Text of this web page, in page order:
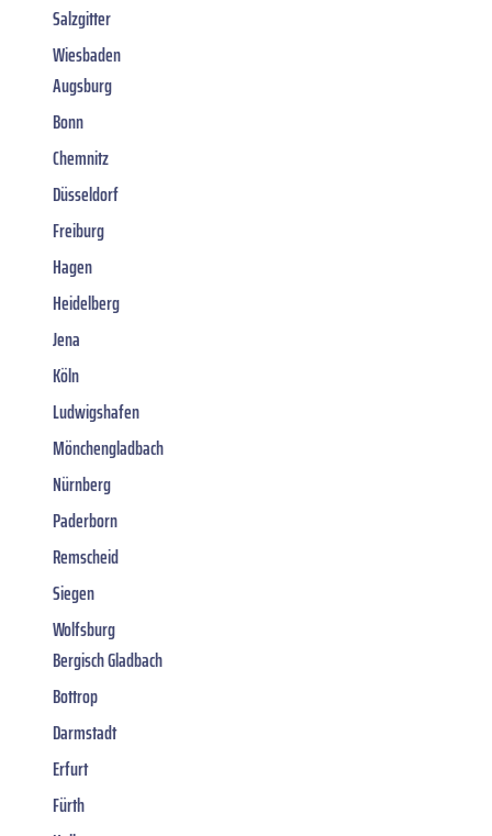
Salzgitter
Wiesbaden
Augsburg
Bonn
Chemnitz
Düsseldorf
Freiburg
Hagen
Heidelberg
Jena
Köln
Ludwigshafen
Mönchengladbach
Nürnberg
Paderborn
Remscheid
Siegen
Wolfsburg
Bergisch Gladbach
Bottrop
Darmstadt
Erfurt
Fürth